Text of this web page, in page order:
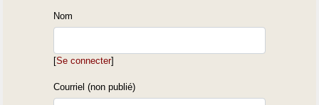
Nom
[Se connecter]
Courriel (non publié)